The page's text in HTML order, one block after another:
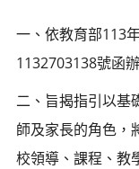
一、依教育部113
1132703138號函
二、旨揭指引以基
師及家長的角色，
校領導、課程、教